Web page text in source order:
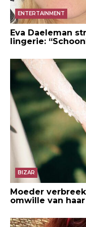
ENTERTAINMENT
Eva Daeleman
lingerie:
BIZAR
Moeder
omwille van